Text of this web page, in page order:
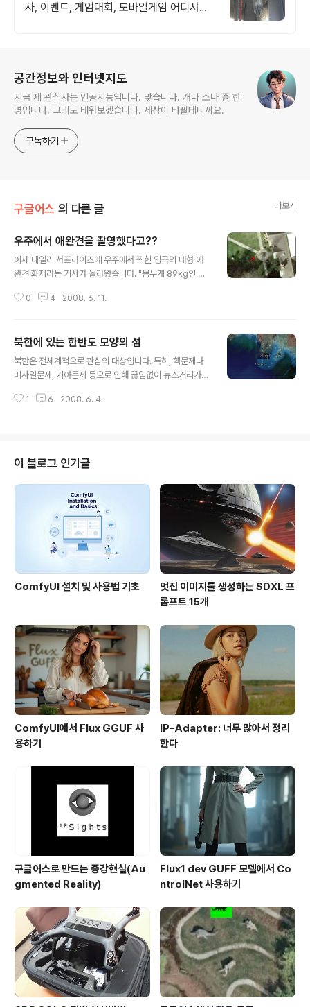
사, 이벤트, 게임대회, 모바일게임 어디서나
공간정보와 인터넷지도
지금 제 관심사는 인공지능입니다. 맞습니다. 개나 소나 중 한
명입니다. 그래도 배워보겠습니다. 세상이 바뀔테니까요.
구독하기
구글어스 의 다른 글 더보기
우주에서 애완견을 촬영했다고??
어제 데일리 서프라이즈에 우주에서 찍힌 영국의 대형 애
완견 화제라는 기사가 올라왔습니다. "몸무게 89kg인 불
지 호텔 정원에서 늘어지게 자고 있는 모습이 구글의 위성
자는 매형의 제의를 받고 구글 어스를 들여다보다가 잔디
밭에서 일광욕을 하던 갈색 물체를 확대해 본 결과 보리스
인 것을 알고 깜짝 놀랐다"고 말하고 있습니다. 아래는 기
견이라고 합니다. 물론, 이것은 말도 안되는 이야기입니다.
0 4 2008. 6. 11.
북한에 있는 한반도 모양의 섬
북한은 전세계적으로 관심의 대상입니다. 특히, 핵문제나
미사일문제, 기아문제 등으로 인해 끊임없이 뉴스거리가
로 없는 것 같네요.) 그러다보니, 구글어스 커뮤니티(Goo
작해서 현재 버전 10이 나왔습니다. 이 KML속에는 북한의
강제노동수용소, 핵발전소, 군사기지 등 다양한 정보가 들
어 있습니다. 아마도 2007년 4월 주간동아에 나왔던 김정
일 별장 위치와 특징이란 기사에 들어 있는 여러 위치도 이
KML속에 들어 있을 것 같습니다. 그런데, 이 KML..
1 6 2008. 6. 4.
이 블로그 인기글
ComfyUI 설치 및 사용법 기초
멋진 이미지를 생성하는 SDXL 프
롬프트 15개
ComfyUI에서 Flux GGUF 사
용하기
IP-Adapter: 너무 많아서 정리
한다
구글어스로 만드는 증강현실(Au
gmented Reality)
Flux1 dev GUFF 모델에서 Co
ntrolNet 사용하기